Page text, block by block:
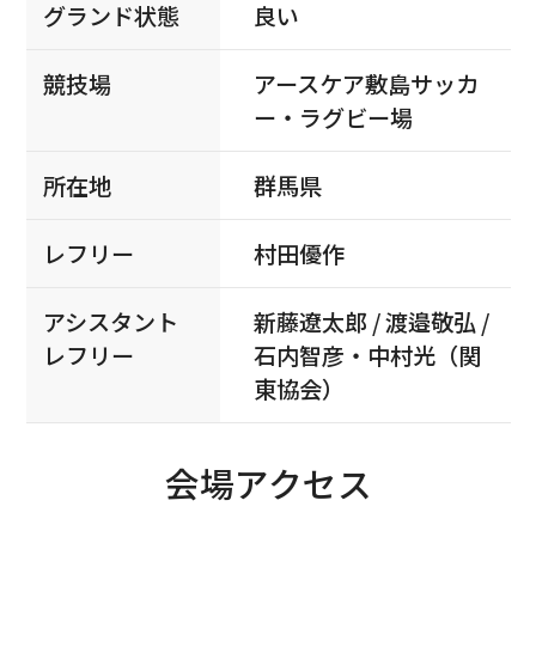
グランド状態 良い
競技場
アースケア敷島サッカ
ー・ラグビー場
所在地 群馬県
レフリー 村田優作
アシスタント
レフリー
新藤遼太郎 / 渡邉敬弘 /
石内智彦・中村光（関
東協会）
会場アクセス